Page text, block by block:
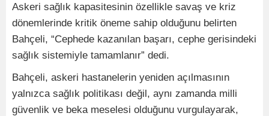
Askeri sağlık kapasitesinin özellikle savaş ve kriz
dönemlerinde kritik öneme sahip olduğunu belirten
Bahçeli, “Cephede kazanılan başarı, cephe gerisindeki
sağlık sistemiyle tamamlanır” dedi.
Bahçeli, askeri hastanelerin yeniden açılmasının
yalnızca sağlık politikası değil, aynı zamanda milli
güvenlik ve beka meselesi olduğunu vurgulayarak,